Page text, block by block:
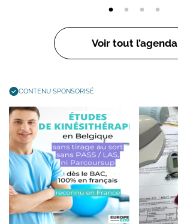
Voir tout l’agenda
CONTENU SPONSORISÉ